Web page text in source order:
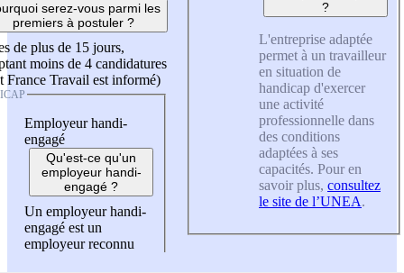
serez-vous parmi les
premiers à postuler ?
de plus de 15 jours,
moins de 4 candidatures
France Travail est informé)
Employeur handi-
engagé
Qu'est-ce qu'un
employeur handi-
engagé ?
Un employeur handi-
engagé est un
employeur reconnu
?
L'entreprise adaptée
permet à un travailleur
en situation de
handicap d'exercer
une activité
professionnelle dans
des conditions
adaptées à ses
capacités. Pour en
savoir plus, consultez
le site de l’UNEA.